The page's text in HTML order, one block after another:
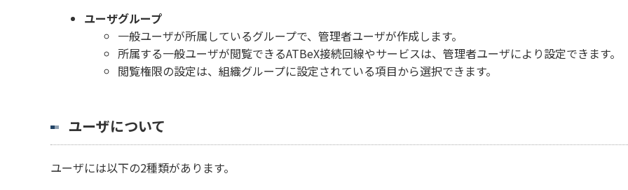
ユーザグループ
一般ユーザが所属しているグループで、管理者ユーザが作成します。
所属する一般ユーザが閲覧できるATBeX接続回線やサービスは、管理者ユーザにより設定できます。
閲覧権限の設定は、組織グループに設定されている項目から選択できます。
ユーザについて
ユーザには以下の2種類があります。